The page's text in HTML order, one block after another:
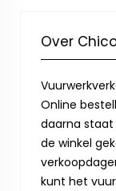
Over
Online
daarna staat
de winkel
kunt het